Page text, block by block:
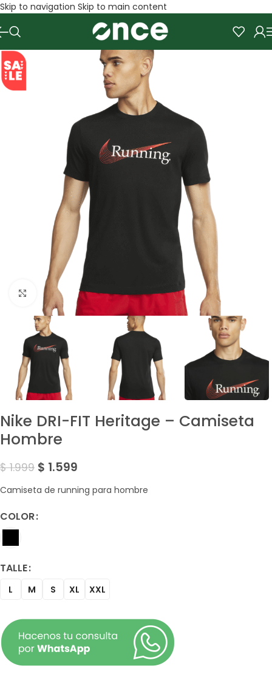
Skip to navigation Skip to main content
SALE
Amplía la Imagen
Nike DRI-FIT Heritage – Camiseta
Hombre
$1.999 $ 1.599
Camiseta de running para hombre
COLOR
TALLE
L M S XL XXL